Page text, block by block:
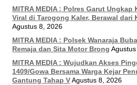
MITRA MEDIA : Polres Garut
Viral di Tarogong Kaler, Berawal dari
Agustus 8, 2026
MITRA MEDIA : Polsek Wanaraja
Remaja dan Sita Motor Brong
MITRA MEDIA : Wujudkan Akses
1409/Gowa Bersama Warga Kejar
Gantung Tahap VAgustus 8, 2026